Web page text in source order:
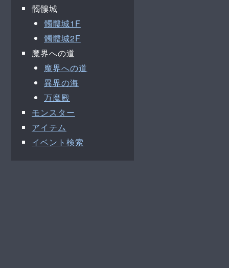
髑髏城
髑髏城1F
髑髏城2F
魔界への道
魔界への道
異界の海
万魔殿
モンスター
アイテム
イベント検索